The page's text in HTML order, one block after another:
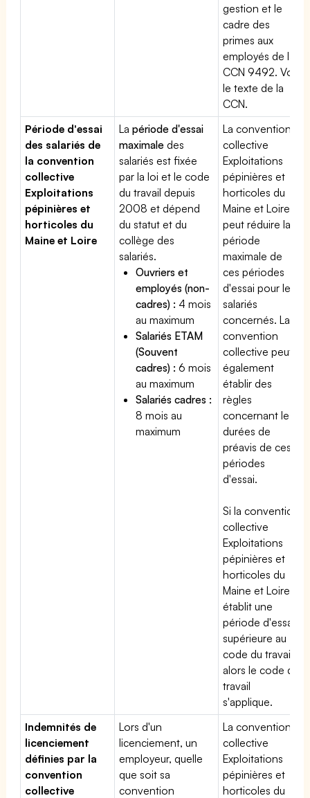
gestion et le
cadre des
primes aux
employés de la
CCN 9492. Voir
le texte de la
CCN.
Période d'essai
des salariés de
la convention
collective
Exploitations
pépinières et
horticoles du
Maine et Loire
Lapériode d'essai
maximale des
salariés est fixée
par la loi et le code
du travail depuis
2008 et dépend
du statut et du
collège des
salariés.
Ouvriers et
employés (non-
cadres) : 4 mois
au maximum
Salariés ETAM
(Souvent
cadres) : 6 mois
au maximum
Salariés cadres :
8 mois au
maximum
La convention
collective
Exploitations
pépinières et
horticoles du
Maine et Loire
peut réduire la
période
maximale de
ces périodes
d'essai pour les
salariés
concernés. La
convention
collective peut
également
établir des
règles
concernant les
durées de
préavis de ces
périodes
d'essai.
Si la convention
collective
Exploitations
pépinières et
horticoles du
Maine et Loire
établit une
période d'essai
supérieure au
code du travail,
alors le code du
travail
s'applique.
Indemnités de
licenciement
définies par la
convention
collective
Lors d'un
licenciement, un
employeur, quelle
que soit sa
convention
La convention
collective
Exploitations
pépinières et
horticoles du